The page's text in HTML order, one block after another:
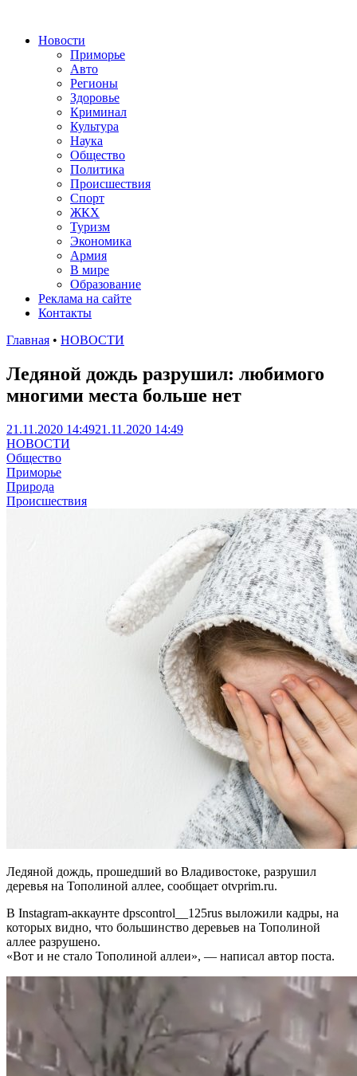
Новости
Приморье
Авто
Регионы
Здоровье
Криминал
Культура
Наука
Общество
Политика
Происшествия
Спорт
ЖКХ
Туризм
Экономика
Армия
В мире
Образование
Реклама на сайте
Контакты
Главная • НОВОСТИ
Ледяной дождь разрушил: любимого
многими места больше нет
21.11.2020 14:4921.11.2020 14:49
НОВОСТИ
Общество
Приморье
Природа
Происшествия
Ледяной дождь, прошедший во Владивостоке, разрушил
деревья на Тополиной аллее, сообщает otvprim.ru.
В Instagram-аккаунте dpscontrol__125rus выложили кадры, на
которых видно, что большинство деревьев на Тополиной
аллее разрушено.
«Вот и не стало Тополиной аллеи», — написал автор поста.